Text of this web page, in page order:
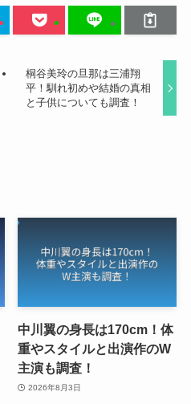
桐谷美玲の旦那は三浦翔
平！馴れ初めや結婚の真相
と子供についても調査！
中川翼の身長は170cm！体
重やスタイルと出演作のW
主演も調査！
2026年8月3日